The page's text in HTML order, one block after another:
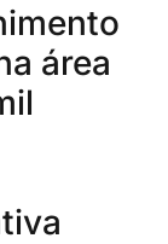
área